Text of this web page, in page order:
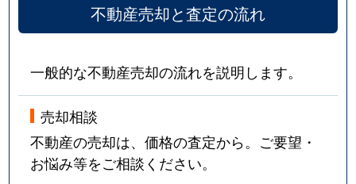
不動産売却と査定の流れ
一般的な不動産売却の流れを説明します。
売却相談
不動産の売却は、価格の査定から。ご要望・
お悩み等をご相談ください。